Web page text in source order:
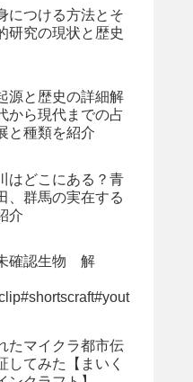
につける方法とそ
研究の現状と歴史
源と歴史の詳細解
から現代までの占
と種類を紹介
はどこにある？青
、群馬の実在する
介
確認生物 解
たマイクラ都市伝
してみた【まいく